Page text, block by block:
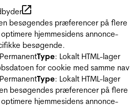
besøgendes præferencer på flere
hjemmesidens annonce-
besøgende.
Type: Lokalt HTML-lager
for cookie med samme
Type: Lokalt HTML-lager
besøgendes præferencer på flere
hjemmesidens annonce-